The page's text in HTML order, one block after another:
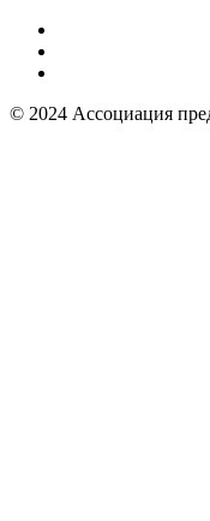
© 2024 Ассоциация